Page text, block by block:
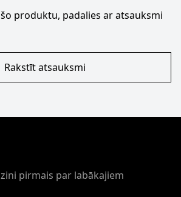
produktu, padalies ar atsauksmi
Rakstīt atsauksmi
pirmais par labākajiem